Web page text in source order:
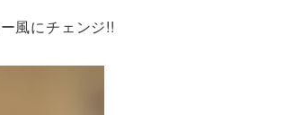
風にチェンジ!!